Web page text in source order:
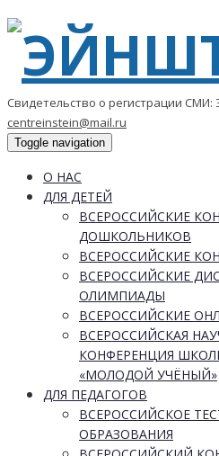
Свидетельство о регистрации СМИ:
centreinstein@mail.ru
Toggle navigation
О НАС
ДЛЯ ДЕТЕЙ
ВСЕРОССИЙСКИЕ
ДОШКОЛЬНИКОВ
ВСЕРОССИЙСКИЕ
ВСЕРОССИЙСКИЕ
ОЛИМПИАДЫ
ВСЕРОССИЙСКИЕ
ВСЕРОССИЙСКАЯ
КОНФЕРЕНЦИЯ
«МОЛОДОЙ УЧЁНЫЙ»
ДЛЯ ПЕДАГОГОВ
ВСЕРОССИЙСКОЕ
ОБРАЗОВАНИЯ